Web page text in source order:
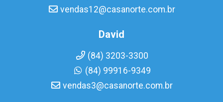
vendas12@casanorte.com.br
David
(84) 3203-3300
(84) 99916-9349
vendas3@casanorte.com.br